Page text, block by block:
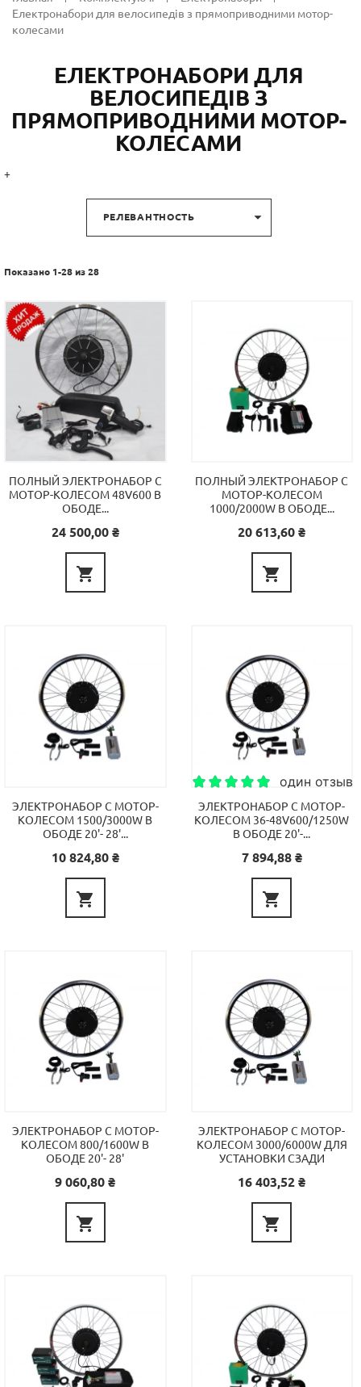
Електронабори для велосипедів з прямоприводними мотор-
колесами
ЕЛЕКТРОНАБОРИ ДЛЯ
ВЕЛОСИПЕДІВ З
ПРЯМОПРИВОДНИМИ МОТОР-
КОЛЕСАМИ
+
РЕЛЕВАНТНОСТЬ 
Показано 1-28 из 28
ПОЛНЫЙ ЭЛЕКТРОНАБОР С
МОТОР-КОЛЕСОМ 48V600 В
ОБОДЕ...
Цена
24 500,00 ₴

ПОЛНЫЙ ЭЛЕКТРОНАБОР С
МОТОР-КОЛЕСОМ
1000/2000W В ОБОДЕ...
Цена
20 613,60 ₴

ЭЛЕКТРОНАБОР С МОТОР-
КОЛЕСОМ 1500/3000W В
ОБОДЕ 20'- 28'...
Цена
10 824,80 ₴

один отзыв
ЭЛЕКТРОНАБОР С МОТОР-
КОЛЕСОМ 36-48V600/1250W
В ОБОДЕ 20'-...
Цена
7 894,88 ₴

ЭЛЕКТРОНАБОР С МОТОР-
КОЛЕСОМ 800/1600W В
ОБОДЕ 20'- 28'
Цена
9 060,80 ₴

ЭЛЕКТРОНАБОР С МОТОР-
КОЛЕСОМ 3000/6000W ДЛЯ
УСТАНОВКИ СЗАДИ
Цена
16 403,52 ₴
